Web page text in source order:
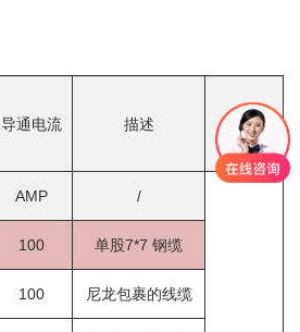
导通电流 描述 备注
AMP /
100 单股7*7 钢缆
100 尼龙包裹的线缆